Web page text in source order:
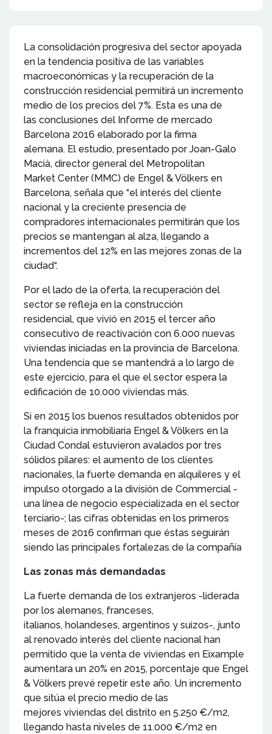
La consolidación progresiva del sector apoyada
en la tendencia positiva de las variables
macroeconómicas y la recuperación de la
construcción residencial permitirá un incremento
medio de los precios del 7%. Esta es una de
las conclusiones del Informe de mercado
Barcelona 2016 elaborado por la firma
alemana. El estudio, presentado por Joan-Galo
Macià, director general del Metropolitan
Market Center (MMC) de Engel & Völkers en
Barcelona, señala que “el interés del cliente
nacional y la creciente presencia de
compradores internacionales permitirán que los
precios se mantengan al alza, llegando a
incrementos del 12% en las mejores zonas de la
ciudad“.
Por el lado de la oferta, la recuperación del
sector se refleja en la construcción
residencial, que vivió en 2015 el tercer año
consecutivo de reactivación con 6.000 nuevas
viviendas iniciadas en la provincia de Barcelona.
Una tendencia que se mantendrá a lo largo de
este ejercicio, para el que el sector espera la
edificación de 10.000 viviendas más.
Si en 2015 los buenos resultados obtenidos por
la franquicia inmobiliaria Engel & Völkers en la
Ciudad Condal estuvieron avalados por tres
sólidos pilares: el aumento de los clientes
nacionales, la fuerte demanda en alquileres y el
impulso otorgado a la división de Commercial -
una línea de negocio especializada en el sector
terciario-; las cifras obtenidas en los primeros
meses de 2016 confirman que éstas seguirán
siendo las principales fortalezas de la compañía
Las zonas más demandadas
La fuerte demanda de los extranjeros -liderada
por los alemanes, franceses,
italianos, holandeses, argentinos y suizos-, junto
al renovado interés del cliente nacional han
permitido que la venta de viviendas en Eixample
aumentara un 20% en 2015, porcentaje que Engel
& Völkers prevé repetir este año. Un incremento
que sitúa el precio medio de las
mejores viviendas del distrito en 5.250 €/m2,
llegando hasta niveles de 11.000 €/m2 en